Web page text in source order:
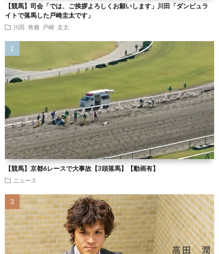
【競馬】司会「では、ご挨拶よろしくお願いします」川田「ダンビュラ
イトで落馬した戸崎圭太です」
川田 将雅 戸崎 圭太
【競馬】京都6レースで大事故【3頭落馬】【動画有】
ニュース